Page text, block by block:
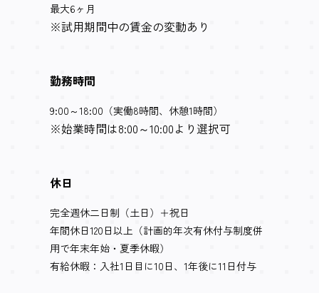
最大6ヶ月
※試用期間中の賃金の変動あり
勤務時間
9:00～18:00（実働8時間、休憩1時間）
※始業時間は8:00～10:00より選択可
休日
完全週休二日制（土日）＋祝日
年間休日120日以上（計画的年次有休付与制度併
用で年末年始・夏季休暇）
有給休暇：入社1日目に10日、1年後に11日付与